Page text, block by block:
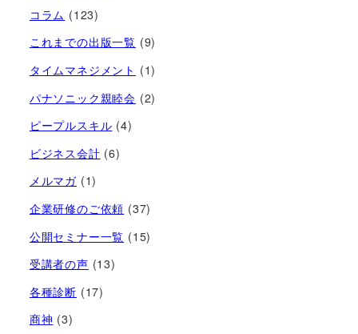
コラム (123)
これまでの出版一覧 (9)
タイムマネジメント (1)
パナソニック親睦会 (2)
ピープルスキル (4)
ビジネス会計 (6)
メルマガ (1)
企業研修のご依頼 (37)
公開セミナー一覧 (15)
受講者の声 (13)
各種診断 (17)
商神 (3)